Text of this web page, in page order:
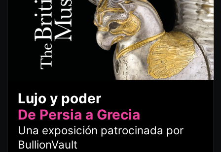
Lujo y poder
De Persia a Grecia
Una exposición patrocinada por
BullionVault